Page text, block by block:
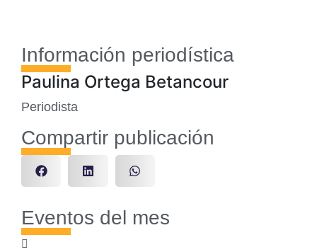
Información periodística
Paulina Ortega Betancour
Periodista
Compartir publicación
Eventos del mes